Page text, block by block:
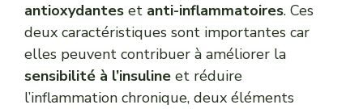
antioxydantes et anti-inflammatoires. Ces
deux caractéristiques sont importantes car
elles peuvent contribuer à améliorer la
sensibilité à l’insuline et réduire
l’inflammation chronique, deux éléments